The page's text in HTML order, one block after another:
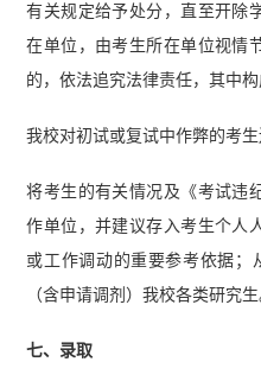
有关规定给予处分，直至开除
在单位，由考生所在单位视情
的，依法追究法律责任，其中
我校对初试或复试中作弊的考生
将考生的有关情况及《考试违
作单位，并建议存入考生个人
或工作调动的重要参考依据；
（含申请调剂）我校各类研究生
七、录取